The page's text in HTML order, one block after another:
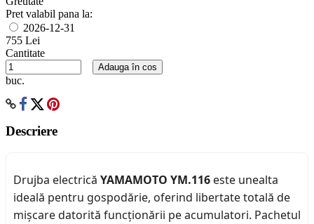
Pret valabil pana la:
2026-12-31
755 Lei
Cantitate
buc.
Adauga în cos
Descriere
Drujba electrică YAMAMOTO YM.116 este unealta
ideală pentru gospodărie, oferind libertate totală de
mișcare datorită funcționării pe acumulatori. Pachetul